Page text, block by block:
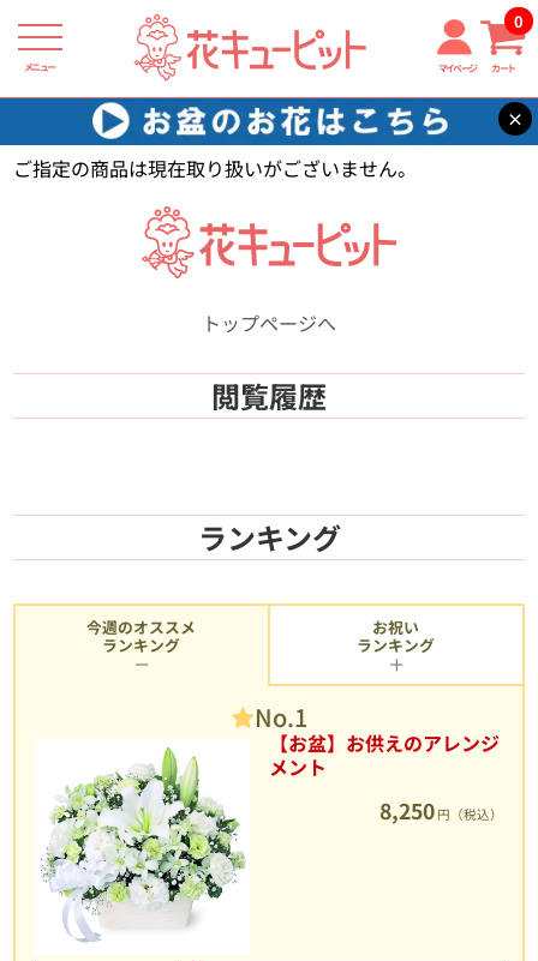
メニュー マイページ カート
0
×
花キューピット 【】
ご指定の商品は現在取り扱いがございません。
トップページへ
閲覧履歴
ランキング
今週のオススメ
ランキング
No.1
【お盆】お供えのアレンジ
メント
8,250 円（税込）
お祝い
ランキング